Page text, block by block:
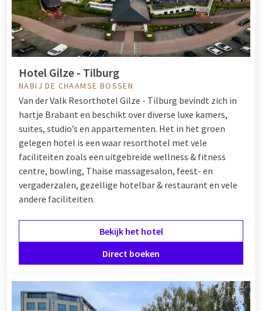
Hotel Gilze - Tilburg
NABIJ DE CHAAMSE BOSSEN
Van der Valk Resorthotel Gilze - Tilburg bevindt zich in
hartje Brabant en beschikt over diverse luxe kamers,
suites, studio’s en appartementen. Het in het groen
gelegen hotel is een waar resorthotel met vele
faciliteiten zoals een uitgebreide wellness & fitness
centre, bowling, Thaise massagesalon, feest- en
vergaderzalen, gezellige hotelbar & restaurant en vele
andere faciliteiten.
Bekijk het hotel
Direct boeken